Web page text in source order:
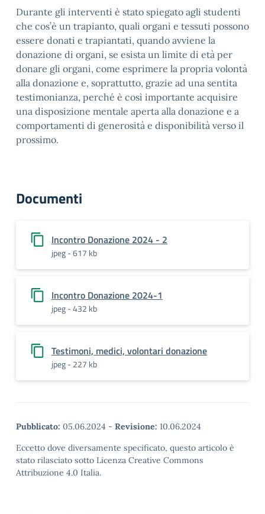
Durante gli interventi è stato spiegato agli studenti
che cos’è un trapianto, quali organi e tessuti possono
essere donati e trapiantati, quando avviene la
donazione di organi, se esista un limite di età per
donare gli organi, come esprimere la propria volontà
alla donazione e, soprattutto, grazie ad una sentita
testimonianza, perché è così importante acquisire
una disposizione mentale aperta alla donazione e a
comportamenti di generosità e disponibilità verso il
prossimo.
Documenti
Incontro Donazione 2024 - 2
jpeg - 617 kb
Incontro Donazione 2024-1
jpeg - 432 kb
Testimoni, medici, volontari donazione
jpeg - 227 kb
Pubblicato: 05.06.2024 - Revisione: 10.06.2024
Eccetto dove diversamente specificato, questo articolo è
stato rilasciato sotto Licenza Creative Commons
Attribuzione 4.0 Italia.